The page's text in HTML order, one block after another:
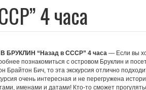
4 часа
БРУКЛИН “Назад в СССР” 4 часа — Если вы
познакомиться с островом Бруклин и
Брайтон Бич, то эта экскурсия отлично
очень интересная и не перегружена
именами и датами! Кто-то сможет